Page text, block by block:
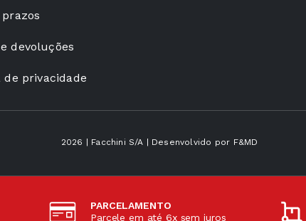
devoluções
de privacidade
2026 | Facchini S/A | Desenvolvido por F&MD
PARCELAMENTO
Parcele em até 6x sem juros